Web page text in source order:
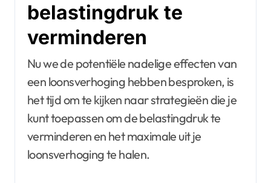
belastingdruk te
verminderen
Nu we de potentiële nadelige effecten van
een loonsverhoging hebben besproken, is
het tijd om te kijken naar strategieën die je
kunt toepassen om de belastingdruk te
verminderen en het maximale uit je
loonsverhoging te halen.